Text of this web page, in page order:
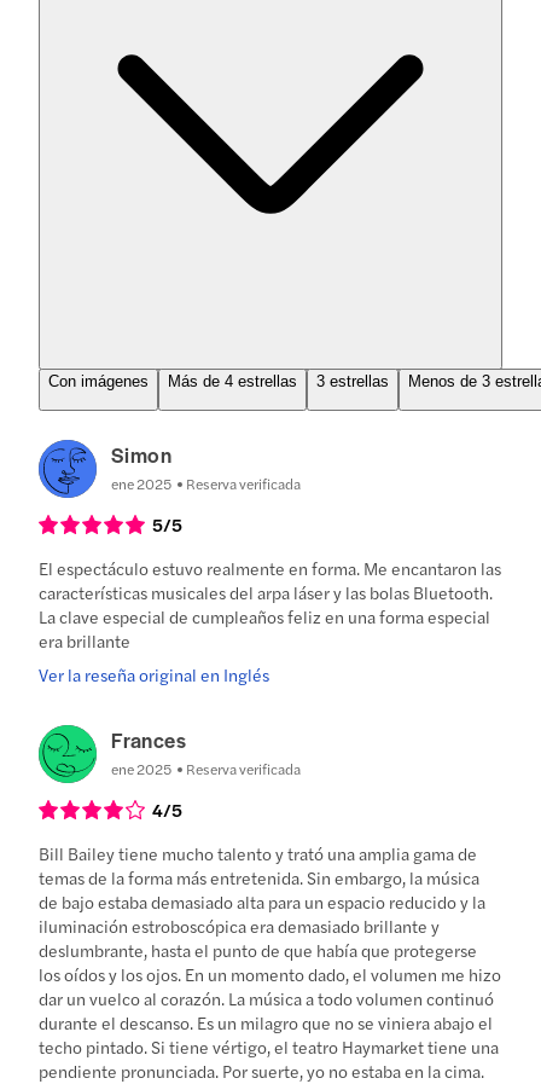
Con imágenes Más de 4 estrellas 3 estrellas Menos de 3
Simon
ene 2025 Reserva verificada
5/5
El espectáculo estuvo realmente en forma. Me encantaron las
características musicales del arpa láser y las bolas Bluetooth.
La clave especial de cumpleaños feliz en una forma especial
era brillante
Ver la reseña original en Inglés
Frances
ene 2025 Reserva verificada
4/5
Bill Bailey tiene mucho talento y trató una amplia gama de
temas de la forma más entretenida. Sin embargo, la música
de bajo estaba demasiado alta para un espacio reducido y la
iluminación estroboscópica era demasiado brillante y
deslumbrante, hasta el punto de que había que protegerse
los oídos y los ojos. En un momento dado, el volumen me hizo
dar un vuelco al corazón. La música a todo volumen continuó
durante el descanso. Es un milagro que no se viniera abajo el
techo pintado. Si tiene vértigo, el teatro Haymarket tiene una
pendiente pronunciada. Por suerte, yo no estaba en la cima.